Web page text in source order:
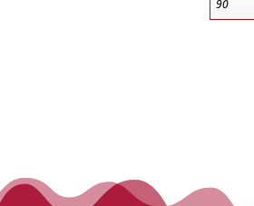
90